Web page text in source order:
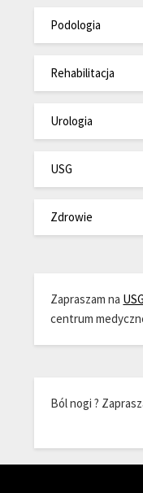
Podologia
Rehabilitacja
Urologia
USG
Zdrowie
Zapraszam na
centrum
Ból nogi ?